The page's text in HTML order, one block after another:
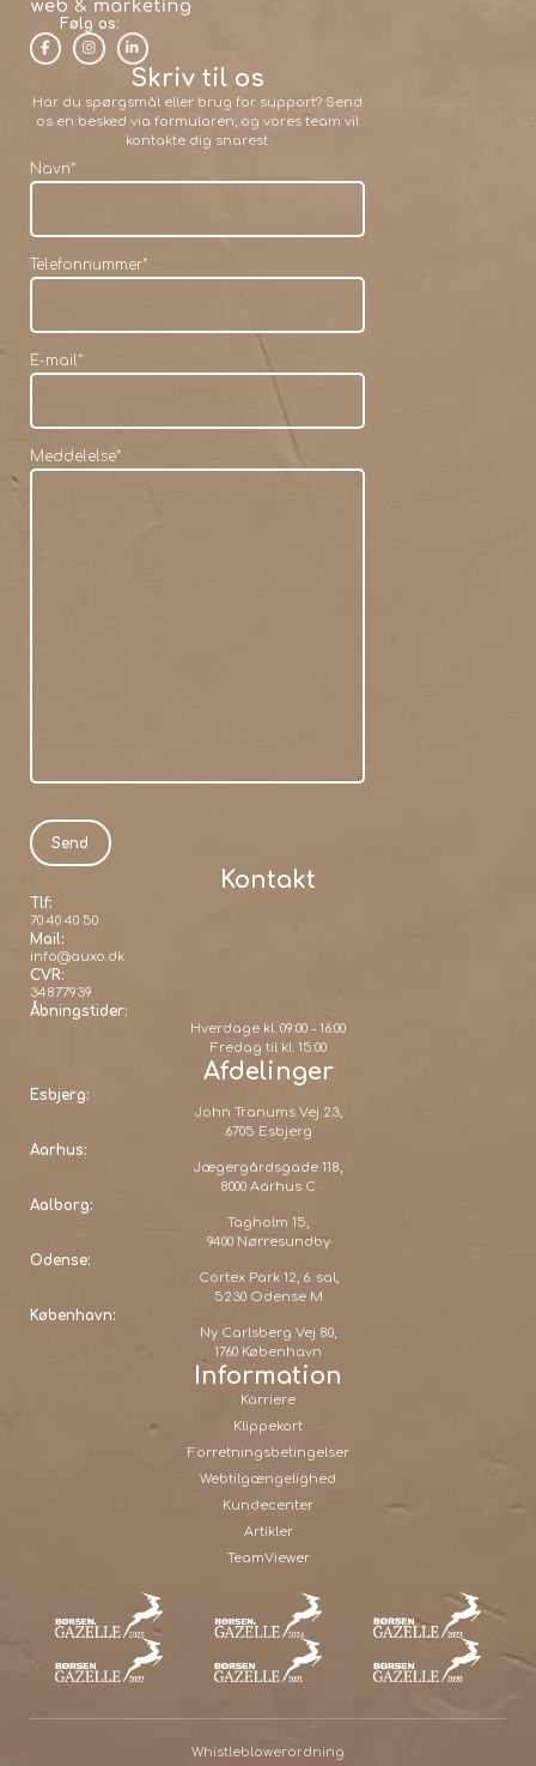
Følg os:
Skriv til os
Har du spørgsmål eller brug for support? Send
os en besked via formularen, og vores team vil
kontakte dig snarest.
Navn*
Telefonnummer*
E-mail*
Meddelelse*
Kontakt
Tlf:
70 40 40 50
Mail:
info@auxo.dk
CVR:
34877939
Åbningstider:
Hverdage kl. 09:00 - 16:00
Fredag til kl. 15:00
Afdelinger
Esbjerg:
John Tranums Vej 23,
6705 Esbjerg
Aarhus:
Jægergårdsgade 118,
8000 Aarhus C
Aalborg:
Tagholm 15,
9400 Nørresundby
Odense:
Cortex Park 12, 6. sal,
5230 Odense M
København:
Ny Carlsberg Vej 80,
1760 København
Information
Karriere
Klippekort
Forretningsbetingelser
Webtilgængelighed
Kundecenter
Artikler
TeamViewer
Whistleblowerordning